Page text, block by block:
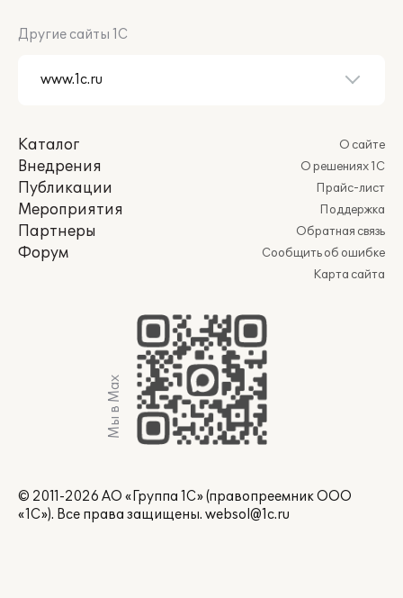
Другие сайты 1С
Каталог
Внедрения
Публикации
Мероприятия
Партнеры
Форум
О сайте
О решениях 1С
Прайс-лист
Поддержка
Обратная связь
Сообщить об ошибке
Карта сайта
Мы в Max
© 2011-2026 АО «Группа 1С» (правопреемник ООО
«1С»). Все права защищены. websol@1c.ru